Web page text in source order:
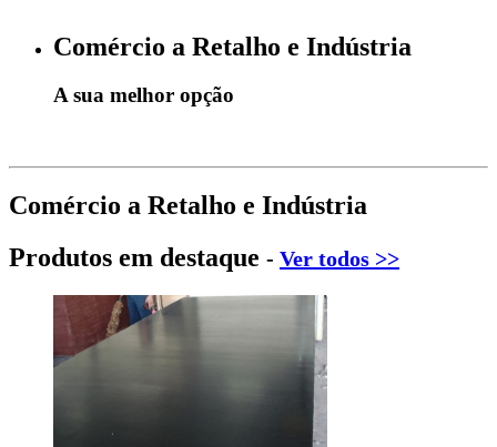
Comércio a Retalho e Indústria
A sua melhor opção
Comércio a Retalho e Indústria
Produtos em destaque - Ver todos >>